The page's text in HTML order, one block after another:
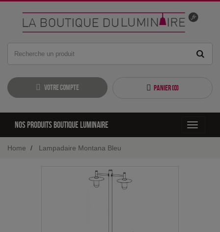
Votre compte Panier (0)
Toggle
Nos produits boutique luminaire
Home Lampadaire Montana Bleu